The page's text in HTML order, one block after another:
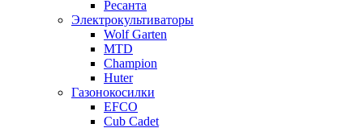
Ресанта
Электрокультиваторы
Wolf Garten
MTD
Champion
Huter
Газонокосилки
EFCO
Cub Cadet